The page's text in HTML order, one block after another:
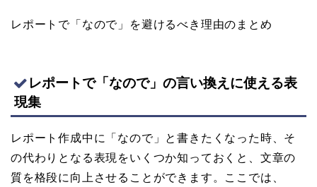
レポートで「なので」を避けるべき理由のまとめ
レポートで「なので」の言い換えに使える表
現集
レポート作成中に「なので」と書きたくなった時、そ
の代わりとなる表現をいくつか知っておくと、文章の
質を格段に向上させることができます。ここでは、